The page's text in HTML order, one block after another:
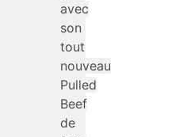
avec
son
tout
nouveau
Pulled
Beef
de